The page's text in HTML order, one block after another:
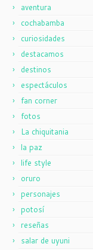
aventura
cochabamba
curiosidades
destacamos
destinos
espectáculos
fan corner
fotos
La chiquitania
la paz
life style
oruro
personajes
potosí
reseñas
salar de uyuni